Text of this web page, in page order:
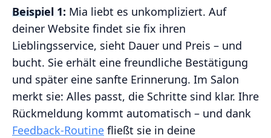
Beispiel 1: Mia liebt es unkompliziert. Auf
deiner Website findet sie fix ihren
Lieblingsservice, sieht Dauer und Preis – und
bucht. Sie erhält eine freundliche Bestätigung
und später eine sanfte Erinnerung. Im Salon
merkt sie: Alles passt, die Schritte sind klar. Ihre
Rückmeldung kommt automatisch – und dank
Feedback-Routine fließt sie in deine